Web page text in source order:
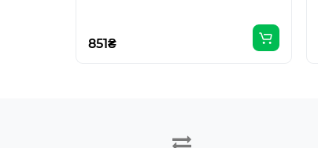
851₴